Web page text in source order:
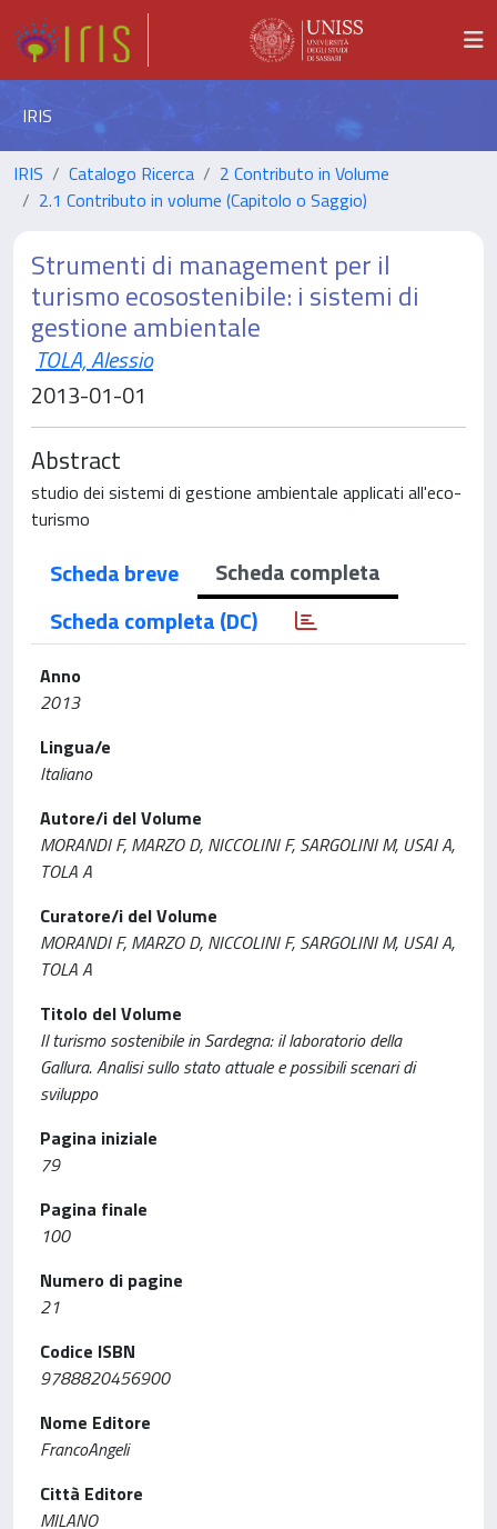
IRIS
IRIS Catalogo Ricerca
2 Contributo in Volume
2.1 Contributo in volume (Capitolo o Saggio)
Strumenti di management per il
turismo ecosostenibile: i sistemi di
gestione ambientale
TOLA, Alessio
2013-01-01
Abstract
studio dei sistemi di gestione ambientale applicati all'eco-
turismo
Scheda breve
Scheda completa
Scheda completa (DC)
Anno
2013
Lingua/e
Italiano
Autore/i del Volume
MORANDI F, MARZO D, NICCOLINI F, SARGOLINI M, USAI A,
TOLA A
Curatore/i del Volume
MORANDI F, MARZO D, NICCOLINI F, SARGOLINI M, USAI A,
TOLA A
Titolo del Volume
Il turismo sostenibile in Sardegna: il laboratorio della
Gallura. Analisi sullo stato attuale e possibili scenari di
sviluppo
Pagina iniziale
79
Pagina finale
100
Numero di pagine
21
Codice ISBN
9788820456900
Nome Editore
FrancoAngeli
Città Editore
MILANO